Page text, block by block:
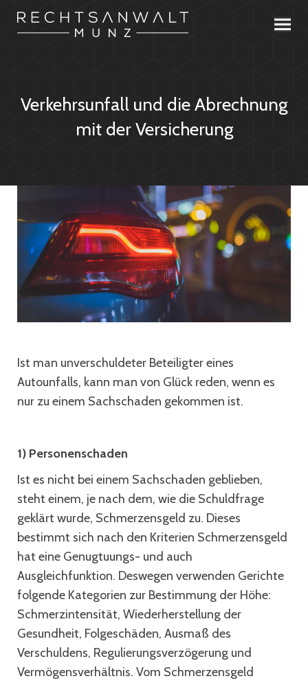
Verkehrsunfall und die Abrechnung
mit der Versicherung
Ist man unverschuldeter Beteiligter eines
Autounfalls, kann man von Glück reden, wenn es
nur zu einem Sachschaden gekommen ist.
1) Personenschaden
Ist es nicht bei einem Sachschaden geblieben,
steht einem, je nach dem, wie die Schuldfrage
geklärt wurde, Schmerzensgeld zu. Dieses
bestimmt sich nach den Kriterien Schmerzensgeld
hat eine Genugtuungs- und auch
Ausgleichfunktion. Deswegen verwenden Gerichte
folgende Kategorien zur Bestimmung der Höhe:
Schmerzintensität, Wiederherstellung der
Gesundheit, Folgeschäden, Ausmaß des
Verschuldens, Regulierungsverzögerung und
Vermögensverhältnis. Vom Schmerzensgeld